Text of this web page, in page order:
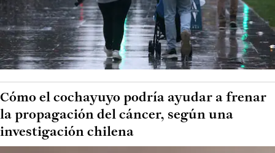
Cómo el cochayuyo podría ayudar a frenar
la propagación del cáncer, según una
investigación chilena